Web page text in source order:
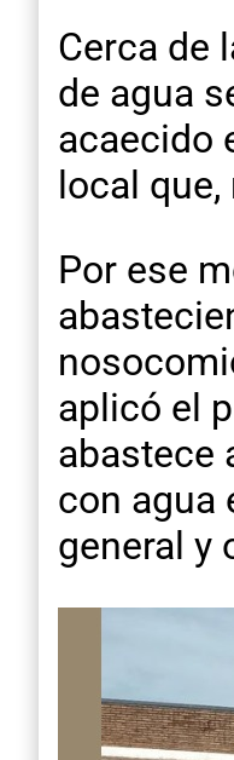
Cerca de
de agua
acaecido
local
Por ese
aplicó el
abastece
con agua
general y